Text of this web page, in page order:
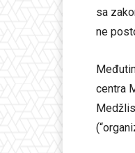
sa
ne
centra